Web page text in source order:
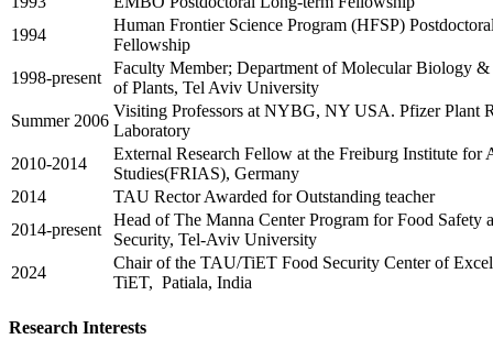
1994
Human Frontier Science Program (HFSP)
Fellowship
1998-present
Faculty Member; Department of Molecular Biology
of Plants, Tel Aviv University
Summer 2006
Visiting Professors at NYBG, NY USA. Pfizer Plant
Laboratory
2010-2014
External Research Fellow at the Freiburg Institute for
Studies(FRIAS), Germany
2014
TAU Rector Awarded for Outstanding teacher
2014-present
Head of The Manna Center Program for Food Safety
Security, Tel-Aviv University
2024
Chair of the TAU/TiET Food Security Center of
TiET, Patiala, India
Research Interests